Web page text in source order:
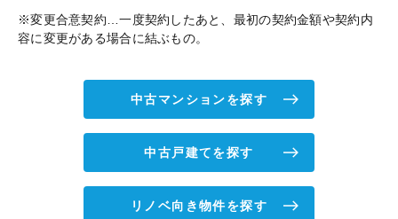
※変更合意契約…一度契約したあと、最初の契約金額や契約内
容に変更がある場合に結ぶもの。
中古マンションを探す
中古戸建てを探す
リノベ向き物件を探す